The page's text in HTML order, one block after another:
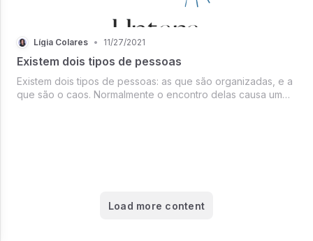
Lígia Colares • 11/27/2021
Existem dois tipos de pessoas
Existem dois tipos de pessoas: as que são organizadas, e a
que são o caos. Normalmente o encontro delas causa um
Load more content